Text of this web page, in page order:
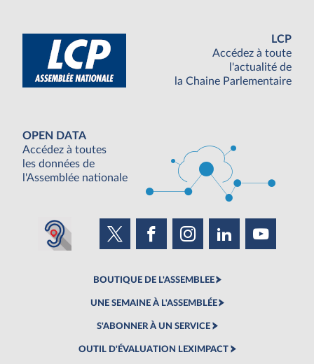
LCP
Accédez à toute
l'actualité de
la Chaine Parlementaire
OPEN DATA
Accédez à toutes
les données de
l'Assemblée nationale
BOUTIQUE DE L'ASSEMBLEE
UNE SEMAINE À L'ASSEMBLÉE
S'ABONNER À UN SERVICE
OUTIL D'ÉVALUATION LEXIMPACT